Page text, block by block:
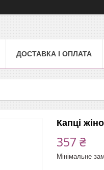
ДОСТАВКА І ОПЛАТА
Капці
357 ₴
Мінімальне